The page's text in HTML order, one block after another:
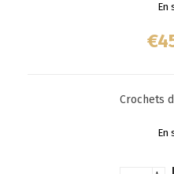
En
€
Crochets
En